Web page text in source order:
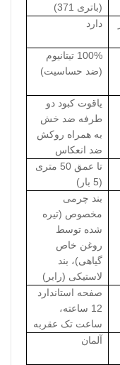
(باتری 371)
دارد
100% تیتانیوم
(ضد حساسیت)
یاقوت کبود دو
طرفه ضد خش
به همراه روکش
ضد انعکاس
تا عمق 50 متری
(5 بار)
بند چرمی
مخصوص (تیره
شده توسط
روغن خاص
گیاهی)، بند
لاستیکی (رابر)
صفحه استاندارد
12 ساعته،
ساعت تک عقربه
آلمان